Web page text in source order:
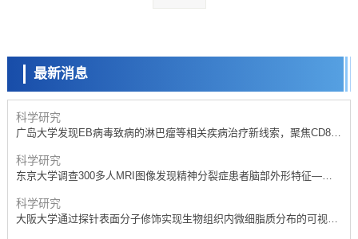
最新消息
政策
日本内阁会议通过《2026年综合创新战略》，将统筹推进科学研究与成
果转化
科学研究
广岛大学发现EB病毒致病的淋巴瘤等相关疾病治疗新线索，聚焦CD80
科学研究
东京大学调查300多人MRI图像发现精神分裂症患者脑部外形特征——
科学研究
大阪大学通过探针表面分子修饰实现生物组织内微细脂质分布的可视